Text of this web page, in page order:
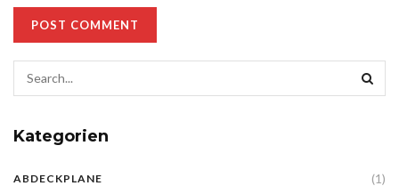
Kategorien
ABDECKPLANE (1)